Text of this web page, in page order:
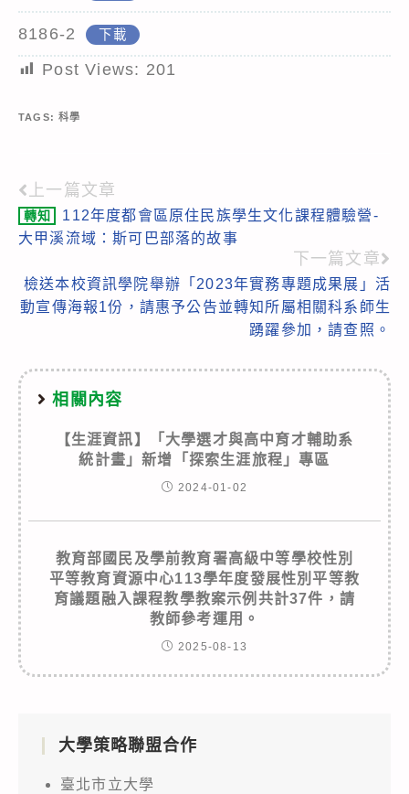
8186-2 下載
Post Views: 201
TAGS:科學
Read
more
上一篇文章
轉知
112年度都會區原住民族學生文化課程體驗營-
大甲溪流域：斯可巴部落的故事
下一篇文章
檢送本校資訊學院舉辦「2023年實務專題成果展」活
動宣傳海報1份，請惠予公告並轉知所屬相關科系師生
踴躍參加，請查照。
相關內容
【生涯資訊】「大學選才與高中育才輔助系
統計畫」新增「探索生涯旅程」專區
2024-01-02
教育部國民及學前教育署高級中等學校性別
平等教育資源中心113學年度發展性別平等教
育議題融入課程教學教案示例共計37件，請
教師參考運用。
2025-08-13
大學策略聯盟合作
臺北市立大學